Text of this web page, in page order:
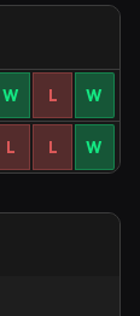
W L W
L L W